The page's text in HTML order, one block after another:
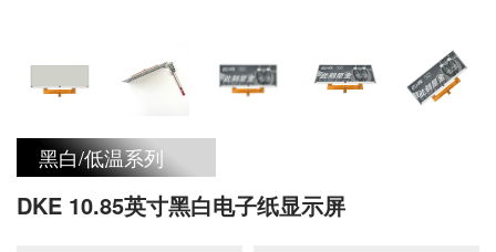
头发的长度，每个 微胶囊含有两种类型的电泳颗粒:
带负电的白色颜料和带正电的黑色颜料，它们分别漂
浮在透明液体的上方和下方。利用正极和负极相互吸
黑白/低温系列
DKE 10.85英寸黑白电子纸显示屏